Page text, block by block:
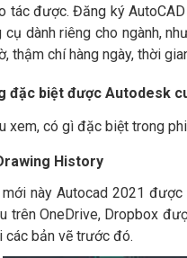
tác được. Đăng ký
dành riêng cho ngành,
thậm chí hàng ngày, thời
đặc biệt được Autodesk
xem, có gì đặc biệt trong
History
này Autocad 2021
trên OneDrive, Dropbox
các bản vẽ trước đó.